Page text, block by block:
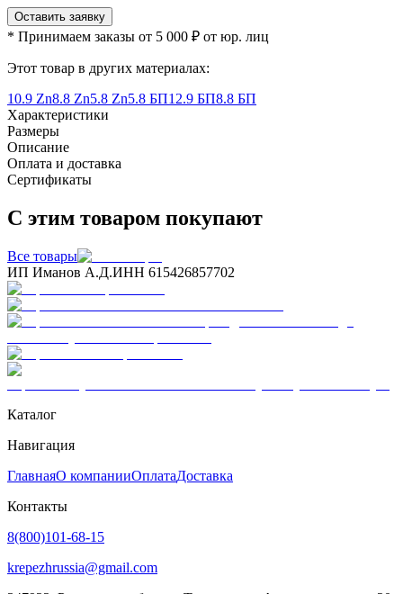
Оставить заявку
* Принимаем заказы от 5 000 ₽ от юр. лиц
Этот товар в других материалах:
10.9 Zn8.8 Zn5.8 Zn5.8 БП12.9 БП8.8 БП
Характеристики
Размеры
Описание
Оплата и доставка
Сертификаты
С этим товаром покупают
Все товары
ИП Иманов А.Д.ИНН 615426857702
Каталог
Навигация
ГлавнаяО компанииОплатаДоставка
Контакты
8(800)101-68-15
krepezhrussia@gmail.com